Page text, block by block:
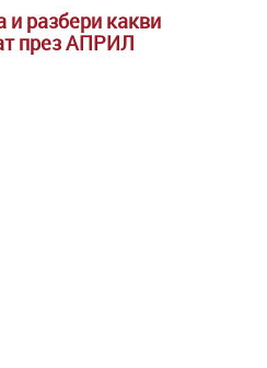
и разбери какви
през АПРИЛ